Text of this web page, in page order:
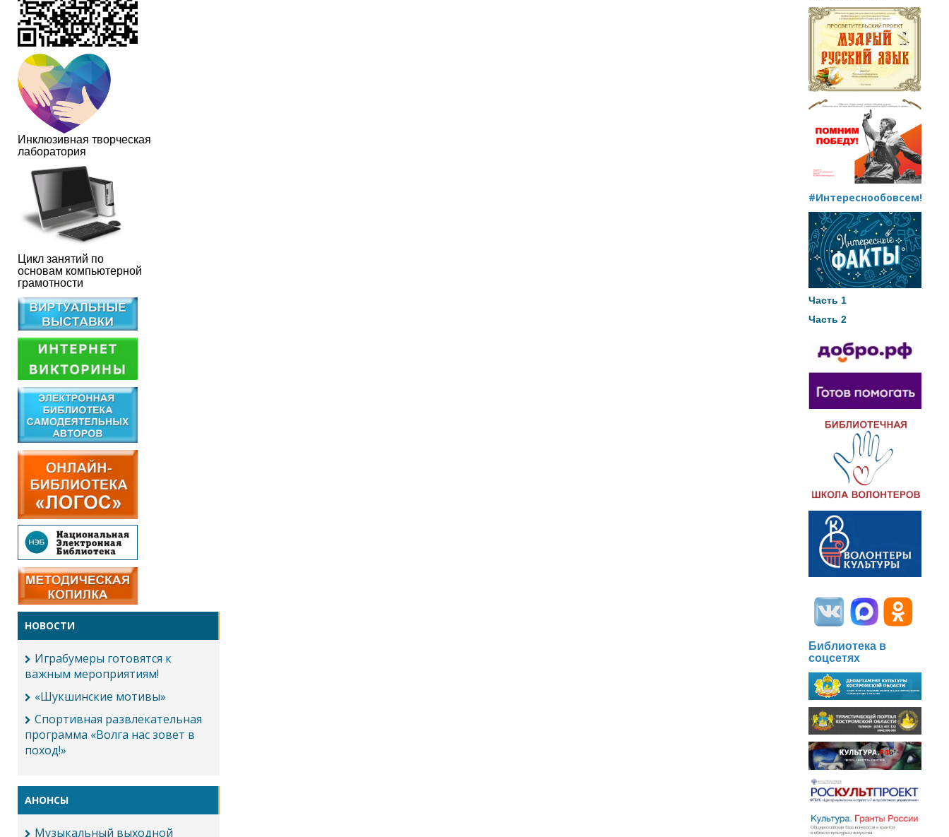
Инклюзивная творческая
лаборатория
Цикл занятий по
основам компьютерной
грамотности
НОВОСТИ
Играбумеры готовятся к
важным мероприятиям!
«Шукшинские мотивы»
Спортивная развлекательная
программа «Волга нас зовет в
поход!»
АНОНСЫ
Музыкальный выходной
#Интереснообовсем!
Часть 1
Часть 2
Библиотека в
соцсетях